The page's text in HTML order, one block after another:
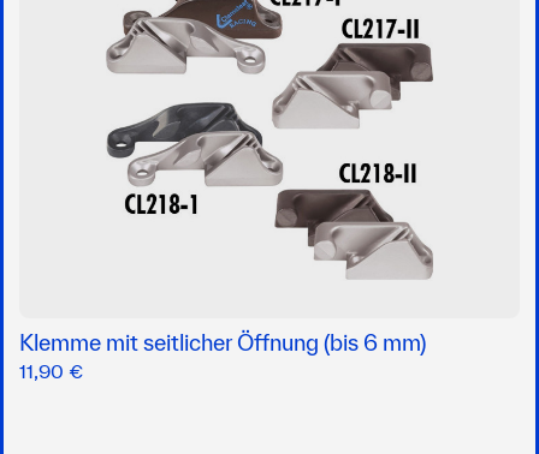
Klemme mit seitlicher Öffnung (bis 6 mm)
11,90 €